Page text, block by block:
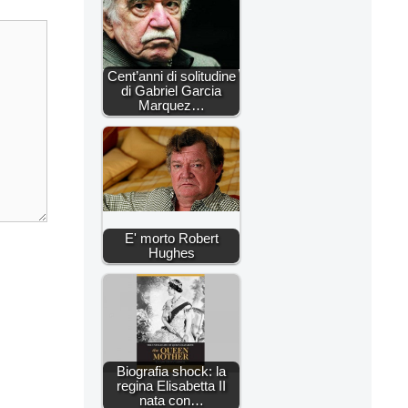
Cent’anni di solitudine
di Gabriel Garcia
Marquez…
E' morto Robert
Hughes
Biografia shock: la
regina Elisabetta II
nata con…